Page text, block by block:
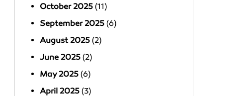
October 2025 (11)
September 2025 (6)
August 2025 (2)
June 2025 (2)
May 2025 (6)
April 2025 (3)